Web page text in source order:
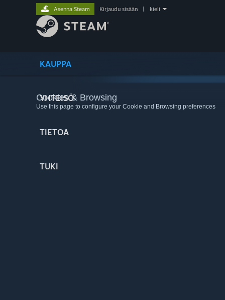
KAUPPA
YHTEISÖ
TIETOA
TUKI
Asenna Steam Kirjaudu sisään kieli
Cookies & Browsing
Use this page to configure your Cookie and Browsing preferences